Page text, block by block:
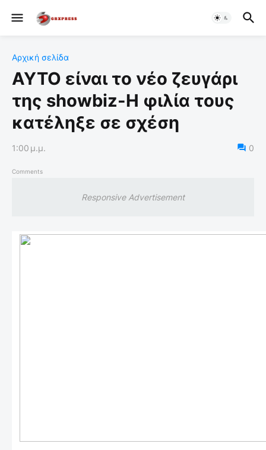
Αρχική σελίδα
ΑΥΤΟ είναι το νέο ζευγάρι
της showbiz-Η φιλία τους
κατέληξε σε σχέση
1:00 μ.μ. 0
Comments
Responsive Advertisement